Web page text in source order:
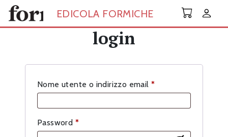
Skip to main content
EDICOLA FORMICHE
login
Nome utente o indirizzo email *Richiesto
Password *Richiesto